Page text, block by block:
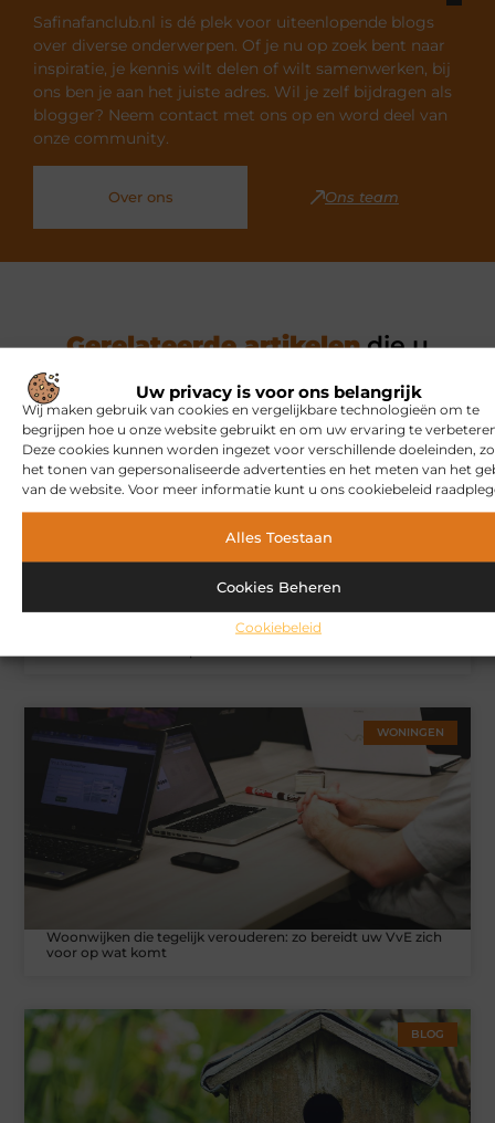
Uw privacy is voor ons belangrijk
Wij maken gebruik van cookies en vergelijkbare technologieën om te
begrijpen hoe u onze website gebruikt en om uw ervaring te
Deze cookies kunnen worden ingezet voor verschillende doeleinden,
het tonen van gepersonaliseerde advertenties en het meten van het
van de website. Voor meer informatie kunt u ons cookiebeleid
Alles Toestaan
Cookies Beheren
Cookiebeleid
Safinafanclub.nl is dé plek voor uiteenlopende blogs
over diverse onderwerpen. Of je nu op zoek bent naar
inspiratie, je kennis wilt delen of wilt samenwerken, bij
ons ben je aan het juiste adres. Wil je zelf bijdragen als
blogger? Neem contact met ons op en word deel van
onze community.
Over ons Ons team
Gerelateerde artikelendie u
MARKETING
Hoe u een webshop laat bouwen die klaar is voor
WONINGEN
Woonwijken die tegelijk verouderen: zo bereidt uw VvE zich
voor op wat komt
BLOG